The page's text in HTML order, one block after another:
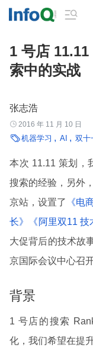

1 号店
索中的实战
张志浩
 2016 年 11 月 10 日
机器学习 AI 双十
本次 11.11 策划，
搜索的经验，另外
京站，设置了
《电
长》
《阿里双11
大促背后的技术故
京国际会议中心召
背景
1 号店的搜索
化，我们希望在提